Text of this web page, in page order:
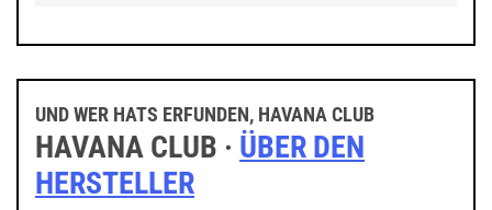
UND WER HATS ERFUNDEN, HAVANA CLUB
HAVANA CLUB · ÜBER DEN
HERSTELLER